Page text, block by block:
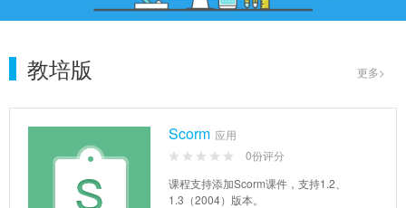
教培版 更多>
Scorm 应用
0份评分
课程支持添加Scorm课件，支持1.2、
1.3（2004）版本。